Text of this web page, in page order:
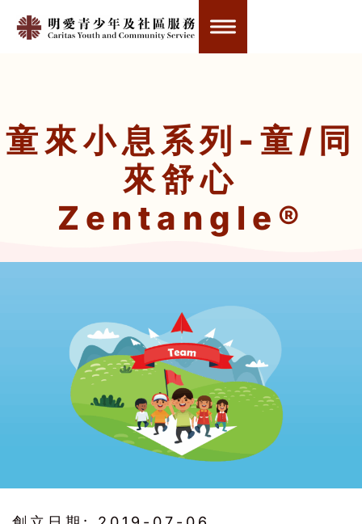
童來小息系列-童/同
來舒心
Zentangle®